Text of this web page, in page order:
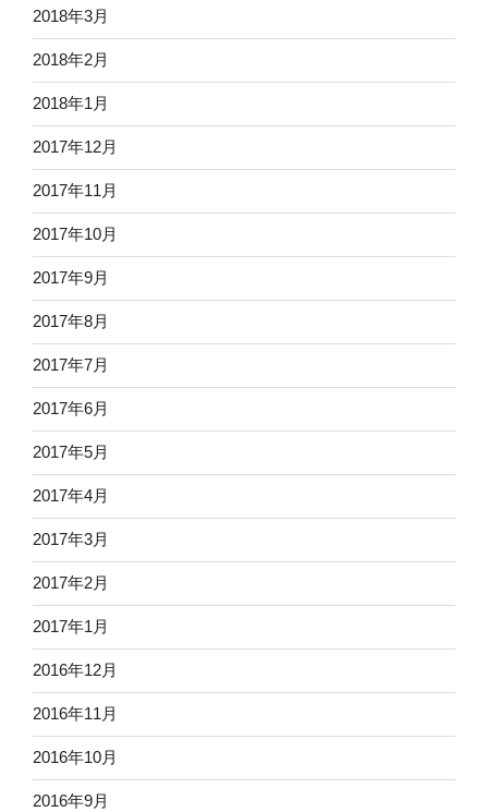
2018年3月
2018年2月
2018年1月
2017年12月
2017年11月
2017年10月
2017年9月
2017年8月
2017年7月
2017年6月
2017年5月
2017年4月
2017年3月
2017年2月
2017年1月
2016年12月
2016年11月
2016年10月
2016年9月